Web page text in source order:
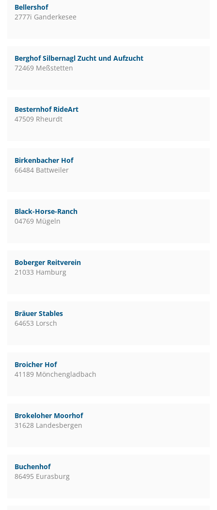
Bellershof
2777i Ganderkesee
Berghof Silbernagl Zucht und Aufzucht
72469 Meßstetten
Besternhof RideArt
47509 Rheurdt
Birkenbacher Hof
66484 Battweiler
Black-Horse-Ranch
04769 Mügeln
Boberger Reitverein
21033 Hamburg
Bräuer Stables
64653 Lorsch
Broicher Hof
41189 Mönchengladbach
Brokeloher Moorhof
31628 Landesbergen
Buchenhof
86495 Eurasburg